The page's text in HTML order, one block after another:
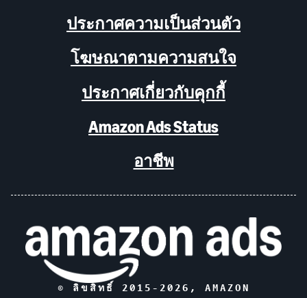
ประกาศความเป็นส่วนตัว
โฆษณาตามความสนใจ
ประกาศเกี่ยวกับคุกกี้
Amazon Ads Status
อาชีพ
© ลิขสิทธิ์ 2015- 2026 , AMAZON